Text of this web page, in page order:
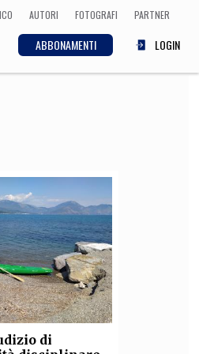
AUTORI FOTOGRAFI PARTNER
ABBONAMENTI LOGIN
Medicina
di